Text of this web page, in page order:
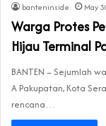
banteninside May
Warga Protes
Hijau Terminal
BANTEN – Sejumlah
A Pakupatan, Kota
rencana…